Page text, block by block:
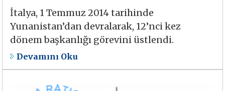
İtalya, 1 Temmuz 2014 tarihinde
Yunanistan’dan devralarak, 12’nci kez
dönem başkanlığı görevini üstlendi.
Devamını Oku